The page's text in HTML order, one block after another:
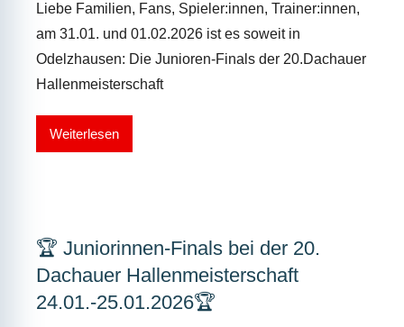
Liebe Familien, Fans, Spieler:innen, Trainer:innen,
am 31.01. und 01.02.2026 ist es soweit in
Odelzhausen: Die Junioren-Finals der 20.Dachauer
Hallenmeisterschaft
Weiterlesen
🏆 Juniorinnen-Finals bei der 20.
Dachauer Hallenmeisterschaft
24.01.-25.01.2026🏆